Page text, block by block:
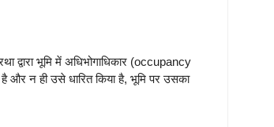
द्वारा भूमि में अधिभोगाधिकार (occupancy
और न ही उसे धारित किया है, भूमि पर उसका